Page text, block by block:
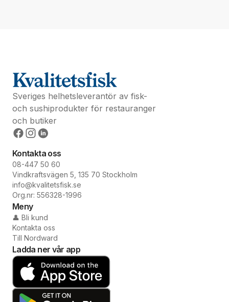
Sveriges helhetsleverantör av fisk-
och sushiprodukter för restauranger
och butiker
Kontakta oss
08-447 50 60
Vindkraftsvägen 5, 135 70 Stockholm
info@kvalitetsfisk.se
Org.nr: 556328-1996
Meny
👤 Bli kund
Kontakta oss
Till Nordward
Ladda ner vår app